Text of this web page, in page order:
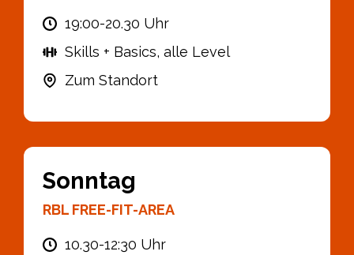
19:00-20.30 Uhr
Skills + Basics, alle Level
Zum Standort
Sonntag
RBL FREE-FIT-AREA
10.30-12:30 Uhr